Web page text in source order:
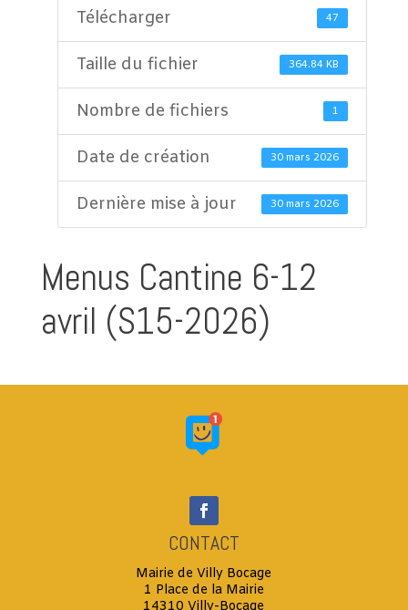
Télécharger 47
Taille du fichier 364.84 KB
Nombre de fichiers 1
Date de création 30 mars 2026
Dernière mise à jour 30 mars 2026
Menus Cantine 6-12
avril (S15-2026)
CONTACT
Mairie de Villy Bocage
1 Place de la Mairie